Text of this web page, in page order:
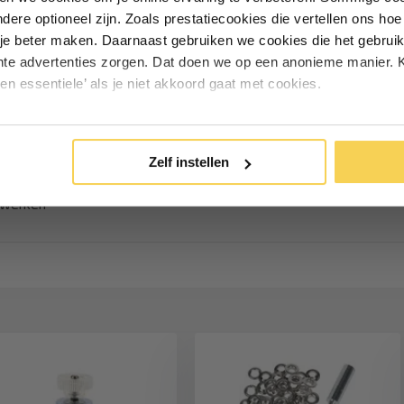
optioneel zijn. Zoals prestatiecookies die vertellen ons
beter maken. Daarnaast gebruiken we cookies die het
advertenties zorgen. Dat doen we op een anonieme manier.
essentiele’ als je niet akkoord gaat met cookies.
Zelf instellen
maat. Zo is het een
behoud je dezelfde rustige
je de zonwering per ruimte
fel licht
Particulier Zakelijk
Inschrijven